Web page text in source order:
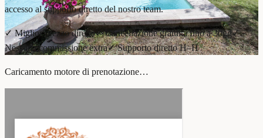
accesso al supporto diretto del nostro team.
✓ Miglior prezzo diretto✓ Cancellazione gratuita fino a 30gg✓
Nessuna commissione extra✓ Supporto diretto H–H
Caricamento motore di prenotazione…